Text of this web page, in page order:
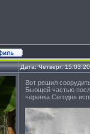
Дата: Четверг,
Вот решил
Бьющей частью
черенка.Сегодня